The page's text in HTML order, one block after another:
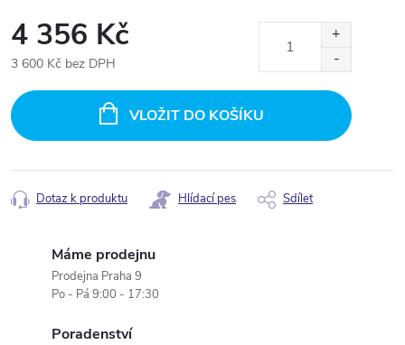
4 356 Kč
3 600 Kč bez DPH
cena:
VLOŽIT DO KOŠÍKU
Dotaz k produktu Hlídací pes Sdílet
Máme prodejnu
Prodejna Praha 9
Po - Pá 9:00 - 17:30
Poradenství